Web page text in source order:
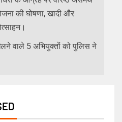
की घोषणा, खादी और
वाले 5 अभियुक्तों को पुलिस ने